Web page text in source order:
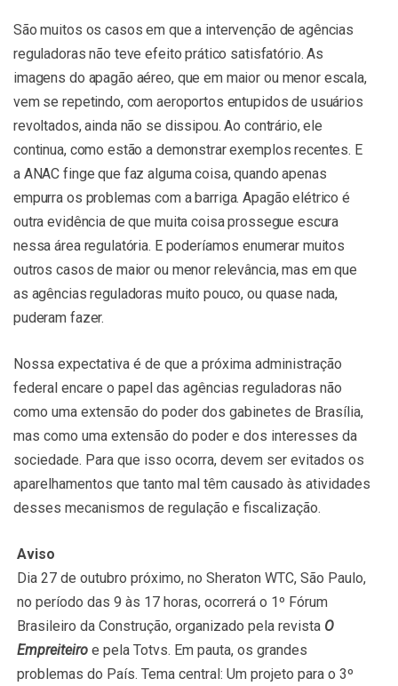
São muitos os casos em que a intervenção de agências
reguladoras não teve efeito prático satisfatório. As
imagens do apagão aéreo, que em maior ou menor escala,
vem se repetindo, com aeroportos entupidos de usuários
revoltados, ainda não se dissipou. Ao contrário, ele
continua, como estão a demonstrar exemplos recentes. E
a ANAC finge que faz alguma coisa, quando apenas
empurra os problemas com a barriga. Apagão elétrico é
outra evidência de que muita coisa prossegue escura
nessa área regulatória. E poderíamos enumerar muitos
outros casos de maior ou menor relevância, mas em que
as agências reguladoras muito pouco, ou quase nada,
puderam fazer.
Nossa expectativa é de que a próxima administração
federal encare o papel das agências reguladoras não
como uma extensão do poder dos gabinetes de Brasília,
mas como uma extensão do poder e dos interesses da
sociedade. Para que isso ocorra, devem ser evitados os
aparelhamentos que tanto mal têm causado às atividades
desses mecanismos de regulação e fiscalização.
Aviso
Dia 27 de outubro próximo, no Sheraton WTC, São Paulo,
no período das 9 às 17 horas, ocorrerá o 1º Fórum
Brasileiro da Construção, organizado pela revista O
Empreiteiroe pela Totvs. Em pauta, os grandes
problemas do País. Tema central: Um projeto para o 3º